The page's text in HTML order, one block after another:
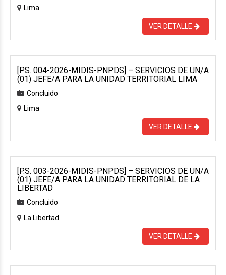
Lima
VER DETALLE
[P.S. 004-2026-MIDIS-PNPDS] – SERVICIOS DE UN/A
(01) JEFE/A PARA LA UNIDAD TERRITORIAL LIMA
Concluido
Lima
VER DETALLE
[P.S. 003-2026-MIDIS-PNPDS] – SERVICIOS DE UN/A
(01) JEFE/A PARA LA UNIDAD TERRITORIAL DE LA
LIBERTAD
Concluido
La Libertad
VER DETALLE